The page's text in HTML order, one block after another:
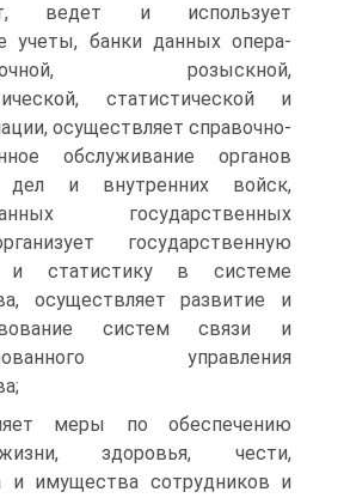
ведет и использует
учеты, банки данных опера-
розыскной,
статистической и
осуществляет справочно-
обслуживание органов
дел и внутренних войск,
государственных
государственную
и статистику в системе
осуществляет развитие и
систем связи и
управления
меры по обеспечению
здоровья, чести,
и имущества сотрудников и